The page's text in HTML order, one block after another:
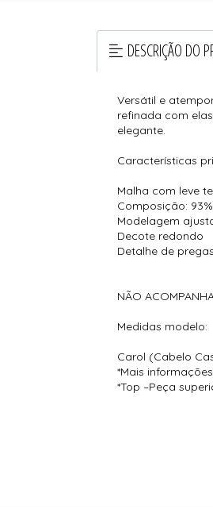
DESCRIÇÃO DO
Versátil e
refinada com
elegante.
Características
Malha com leve
Composição:
Modelagem
Decote redondo
Detalhe de
NÃO
Medidas modelo:
Carol (Cabelo
*Mais
*Top –Peça